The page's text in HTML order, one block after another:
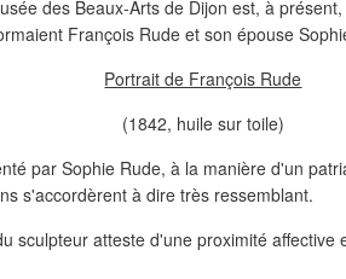
Portrait de François Rude
(1842, huile sur toile)
par Sophie Rude, à la manière d'un
s'accordèrent à dire très ressemblant.
sculpteur atteste d'une proximité affective